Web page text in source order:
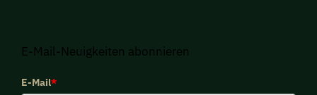
E-Mail-Neuigkeiten abonnieren
E-Mail*